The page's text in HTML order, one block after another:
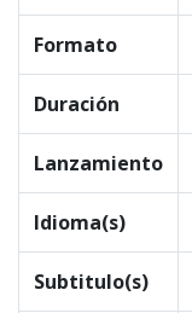
Formato
Duración
Lanzamiento
Idioma(s)
Subtitulo(s)